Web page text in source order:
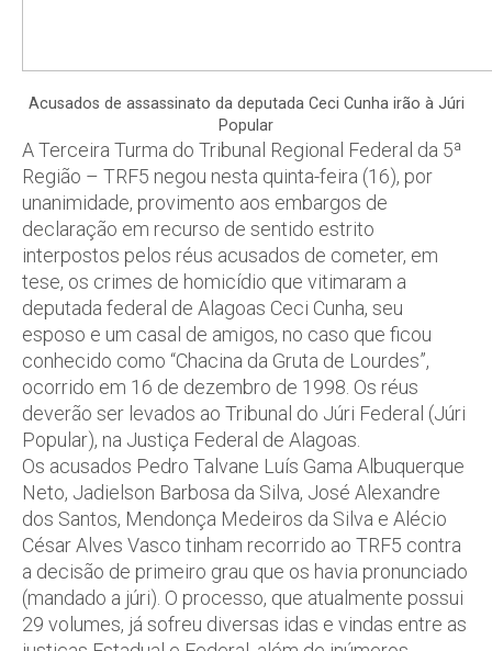
Acusados de assassinato da deputada Ceci Cunha irão à Júri
Popular
A Terceira Turma do Tribunal Regional Federal da 5ª
Região – TRF5 negou nesta quinta-feira (16), por
unanimidade, provimento aos embargos de
declaração em recurso de sentido estrito
interpostos pelos réus acusados de cometer, em
tese, os crimes de homicídio que vitimaram a
deputada federal de Alagoas Ceci Cunha, seu
esposo e um casal de amigos, no caso que ficou
conhecido como “Chacina da Gruta de Lourdes”,
ocorrido em 16 de dezembro de 1998. Os réus
deverão ser levados ao Tribunal do Júri Federal (Júri
Popular), na Justiça Federal de Alagoas.
Os acusados Pedro Talvane Luís Gama Albuquerque
Neto, Jadielson Barbosa da Silva, José Alexandre
dos Santos, Mendonça Medeiros da Silva e Alécio
César Alves Vasco tinham recorrido ao TRF5 contra
a decisão de primeiro grau que os havia pronunciado
(mandado a júri). O processo, que atualmente possui
29 volumes, já sofreu diversas idas e vindas entre as